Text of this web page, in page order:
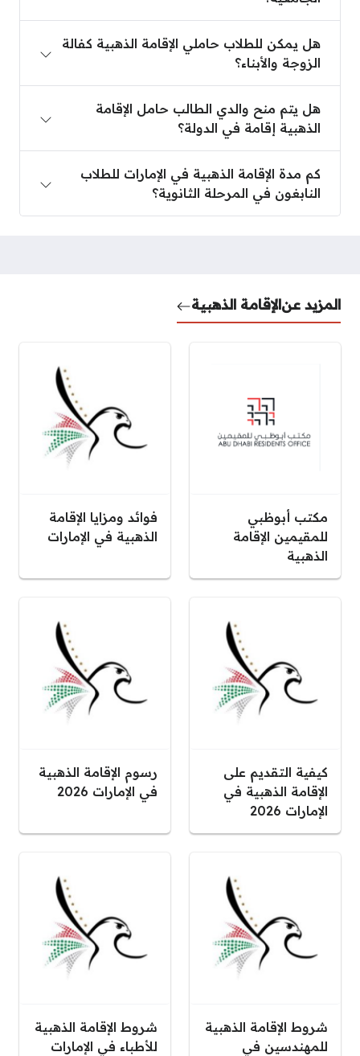
هل يمكن للطلاب حاملي الإقامة الذهبية كفالة
الزوجة والأبناء؟
هل يتم منح والدي الطالب حامل الإقامة
الذهبية إقامة في الدولة؟
كم مدة الإقامة الذهبية في الإمارات للطلاب
النابغون في المرحلة الثانوية؟
المزيد عنالإقامة الذهبية
مكتب أبوظبي
للمقيمين الإقامة
الذهبية
فوائد ومزايا الإقامة
الذهبية في الإمارات
كيفية التقديم على
الإقامة الذهبية في
الإمارات 2026
رسوم الإقامة الذهبية
في الإمارات 2026
شروط الإقامة الذهبية
للمهندسين في
شروط الإقامة الذهبية
للأطباء في الإمارات